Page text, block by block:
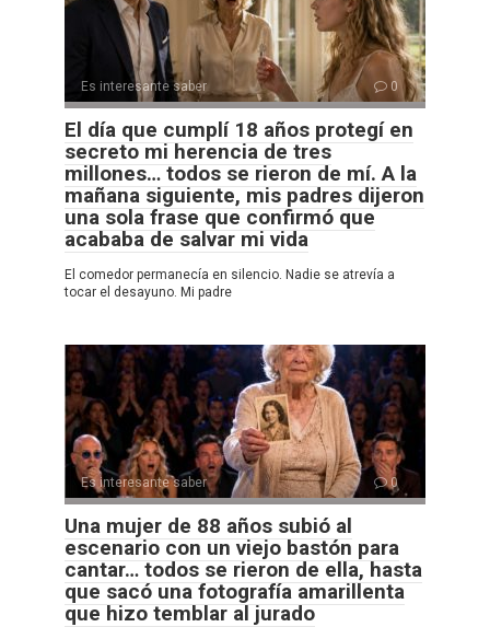
Es interesante saber 0
El día que cumplí 18 años protegí en
secreto mi herencia de tres
millones… todos se rieron de mí. A la
mañana siguiente, mis padres dijeron
una sola frase que confirmó que
acababa de salvar mi vida
El comedor permanecía en silencio. Nadie se atrevía a
tocar el desayuno. Mi padre
Es interesante saber 0
Una mujer de 88 años subió al
escenario con un viejo bastón para
cantar… todos se rieron de ella, hasta
que sacó una fotografía amarillenta
que hizo temblar al jurado